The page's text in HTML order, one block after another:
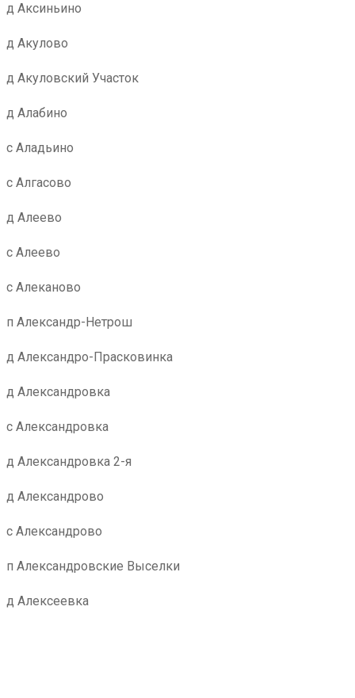
д Аксиньино
д Акулово
д Акуловский Участок
д Алабино
с Аладьино
с Алгасово
д Алеево
с Алеево
с Алеканово
п Александр-Нетрош
д Александро-Прасковинка
д Александровка
с Александровка
д Александровка 2-я
д Александрово
с Александрово
п Александровские Выселки
д Алексеевка